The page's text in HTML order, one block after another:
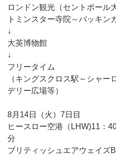
ロンドン観光（セントポール
トミンスター寺院～バッキン
↓
大英博物館
↓
フリータイム
（キングスクロス駅～シャー
デリー広場等）
8月14日（火）7日目
ヒースロー空港（LHW)11：
分
ブリティッシュエアウェイズ